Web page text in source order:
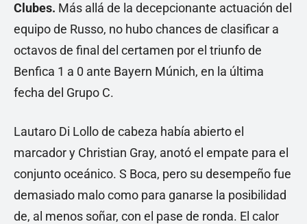
Clubes. Más allá de la decepcionante actuación del
equipo de Russo, no hubo chances de clasificar a
octavos de final del certamen por el triunfo de
Benfica 1 a 0 ante Bayern Múnich, en la última
fecha del Grupo C.
Lautaro Di Lollo de cabeza había abierto el
marcador y Christian Gray, anotó el empate para el
conjunto oceánico. S Boca, pero su desempeño fue
demasiado malo como para ganarse la posibilidad
de, al menos soñar, con el pase de ronda. El calor